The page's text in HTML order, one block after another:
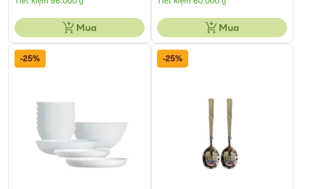
Mua Mua
-25% -25%